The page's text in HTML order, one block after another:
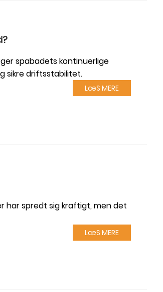
spabadets kontinuerlige
sikre driftsstabilitet.
LæS MERE
har spredt sig kraftigt, men det
LæS MERE